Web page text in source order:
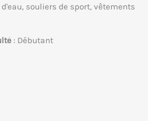
souliers de sport, vêtements
: Débutant